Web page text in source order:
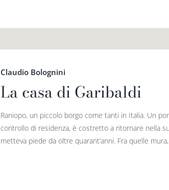
Claudio Bolognini
La casa di Garibaldi
Raniopo, un piccolo borgo come tanti in Italia. Un
controllo di residenza, è costretto a ritornare nella
metteva piede da oltre quarant’anni. Fra quelle